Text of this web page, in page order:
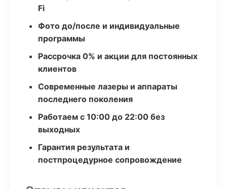
Fi
Фото до/после и индивидуальные
программы
Рассрочка 0% и акции для постоянных
клиентов
Современные лазеры и аппараты
последнего поколения
Работаем с 10:00 до 22:00 без
выходных
Гарантия результата и
постпроцедурное сопровождение